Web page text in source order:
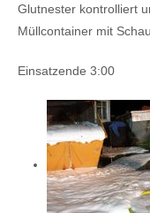
Glutnester kontrolliert
Müllcontainer mit
Einsatzende 3:00